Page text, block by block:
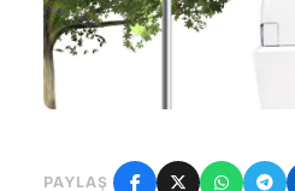
PAYLAŞ